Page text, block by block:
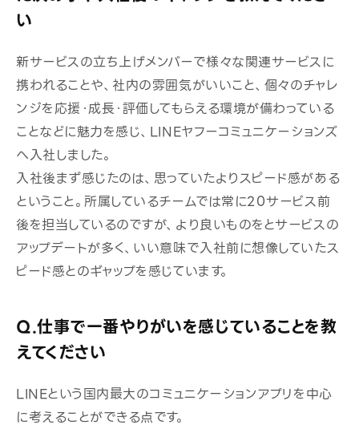
い
新サービスの立ち上げメンバーで様々な関連サービスに
携われることや、社内の雰囲気がいいこと、個々のチャレ
ンジを応援・成長・評価してもらえる環境が備わっている
ことなどに魅力を感じ、 LINEヤフーコミュニケーションズ
へ入社しました。
入社後まず感じたのは、思っていたよりスピード感がある
ということ。所属しているチームでは常に20サービス前
後を担当しているのですが、より良いものをとサービスの
アップデートが多く、いい意味で入社前に想像していたス
ピード感とのギャップを感じています。
Q.仕事で一番やりがいを感じていることを教
えてください
LINEという国内最大のコミュニケーションアプリを中心
に考えることができる点です。